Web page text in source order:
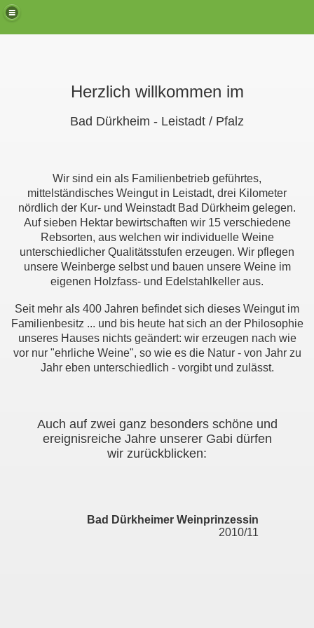
Herzlich willkommen im
Bad Dürkheim - Leistadt / Pfalz
Wir sind ein als Familienbetrieb geführtes,
mittelständisches Weingut in Leistadt, drei Kilometer
nördlich der Kur- und Weinstadt Bad Dürkheim gelegen.
Auf sieben Hektar bewirtschaften wir 15 verschiedene
Rebsorten, aus welchen wir individuelle Weine
unterschiedlicher Qualitätsstufen erzeugen. Wir pflegen
unsere Weinberge selbst und bauen unsere Weine im
eigenen Holzfass- und Edelstahlkeller aus.
Seit mehr als 400 Jahren befindet sich dieses Weingut im
Familienbesitz ... und bis heute hat sich an der Philosophie
unseres Hauses nichts geändert: wir erzeugen nach wie
vor nur "ehrliche Weine", so wie es die Natur - von Jahr zu
Jahr eben unterschiedlich - vorgibt und zulässt.
Auch auf zwei ganz besonders schöne und
ereignisreiche Jahre unserer Gabi dürfen
wir zurückblicken:
Bad Dürkheimer Weinprinzessin
2010/11